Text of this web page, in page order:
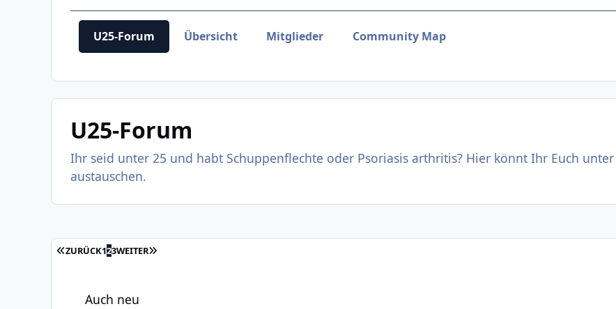
U25-Forum Übersicht Mitglieder Community Map
U25-Forum
Ihr seid unter 25 und habt Schuppenflechte oder Psoriasis arthritis? Hier könnt Ihr Euch
austauschen.
ERSTE SEITE
ZURÜCK123WEITER
Auch neu